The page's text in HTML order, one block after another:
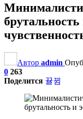
Автор admin
0 263
Поделится